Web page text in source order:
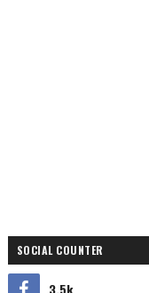
SOCIAL COUNTER
3.5k